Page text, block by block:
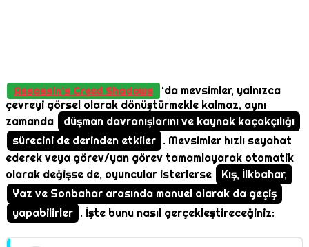
Assassin’s Creed Shadows
‘da mevsimler, yalnızca
çevreyi görsel olarak dönüştürmekle kalmaz, aynı
zamanda
düşman davranışlarını ve kaynak kaçakçılığı
sürecini de derinden etkiler . Mevsimler hızlı seyahat
ederek veya görev/yan görev tamamlayarak otomatik
olarak değişse de, oyuncular isterlerse
Kış, İlkbahar,
Yaz ve Sonbahar arasında manuel olarak da geçiş
yapabilirler . İşte bunu nasıl gerçekleştireceğiniz: